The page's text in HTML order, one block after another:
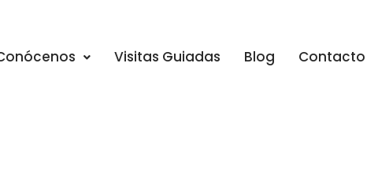
Visitas Guiadas Blog Contacto